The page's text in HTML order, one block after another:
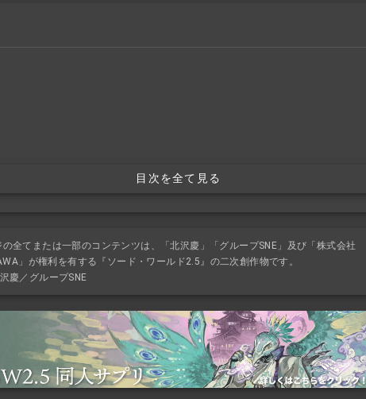
目次を全て見る
の全てまたは一部のコンテンツは、「北沢慶」「グループSNE」及び「株式会社
」が権利を有する『ソード・ワールド2.5』の二次創作物です。
慶／グループSNE